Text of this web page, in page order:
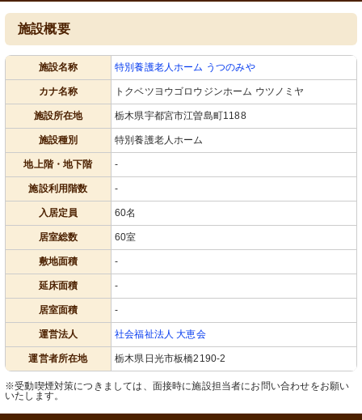
施設概要
施設名称 特別養護老人ホーム うつのみや
カナ名称 トクベツヨウゴロウジンホーム ウツノミヤ
施設所在地 栃木県宇都宮市江曽島町1188
施設種別 特別養護老人ホーム
地上階・地下階 -
施設利用階数 -
入居定員 60名
居室総数 60室
敷地面積 -
延床面積 -
居室面積 -
運営法人 社会福祉法人 大恵会
運営者所在地 栃木県日光市板橋2190-2
※受動喫煙対策につきましては、面接時に施設担当者にお問い合わせをお願い
いたします。